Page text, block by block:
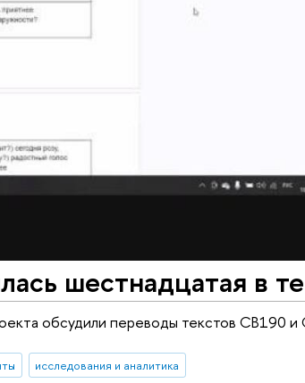
шестнадцатая в
обсудили переводы текстов CB190 и
исследования и аналитика